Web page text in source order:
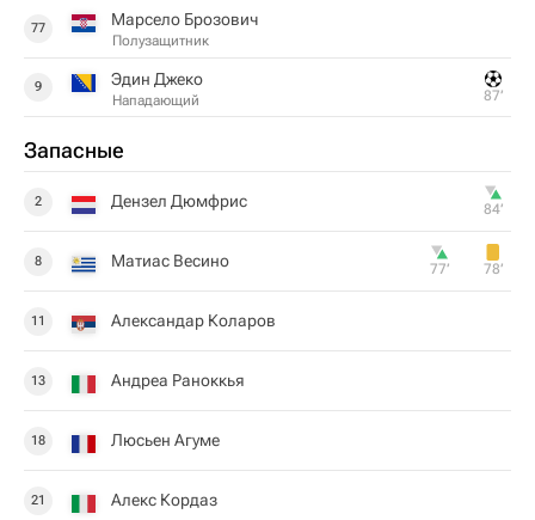
77 Марсело Брозович
Полузащитник
9 Эдин Джеко
Нападающий 87‎’‎
Запасные
2 Дензел Дюмфрис 84‎’‎
8 Матиас Весино 77‎’‎ 78‎’‎
11 Александaр Коларов
13 Андреа Раноккья
18 Люсьен Агуме
21 Алекс Кордаз